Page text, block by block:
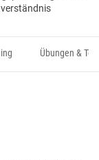
Übungen &